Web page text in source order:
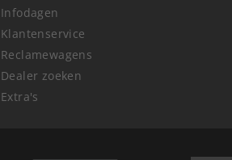
Infodagen
Klantenservice
Reclamewagens
Dealer zoeken
Extra's